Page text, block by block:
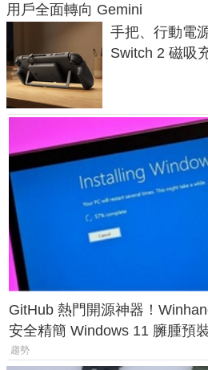
用戶全面轉向 Gemini
手把、行動電
Switch 2 磁吸
GitHub 熱門開源神器！
安全精簡 Windows 11 臃腫預
後台追蹤
趨勢